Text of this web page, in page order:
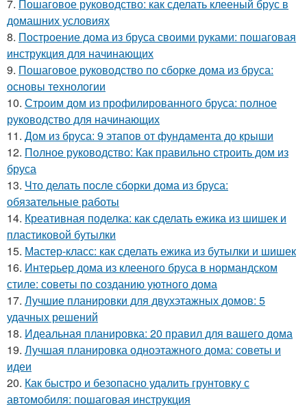
7. Пошаговое руководство: как сделать клееный брус в
домашних условиях
8. Построение дома из бруса своими руками: пошаговая
инструкция для начинающих
9. Пошаговое руководство по сборке дома из бруса:
основы технологии
10. Строим дом из профилированного бруса: полное
руководство для начинающих
11. Дом из бруса: 9 этапов от фундамента до крыши
12. Полное руководство: Как правильно строить дом из
бруса
13. Что делать после сборки дома из бруса:
обязательные работы
14. Креативная поделка: как сделать ежика из шишек и
пластиковой бутылки
15. Мастер-класс: как сделать ежика из бутылки и шишек
16. Интерьер дома из клееного бруса в нормандском
стиле: советы по созданию уютного дома
17. Лучшие планировки для двухэтажных домов: 5
удачных решений
18. Идеальная планировка: 20 правил для вашего дома
19. Лучшая планировка одноэтажного дома: советы и
идеи
20. Как быстро и безопасно удалить грунтовку с
автомобиля: пошаговая инструкция